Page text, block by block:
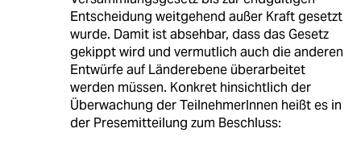
Entscheidung weitgehend außer Kraft gesetzt
wurde. Damit ist absehbar, dass das Gesetz
gekippt wird und vermutlich auch die anderen
Entwürfe auf Länderebene überarbeitet
werden müssen. Konkret hinsichtlich der
Überwachung der TeilnehmerInnen heißt es in
der Presemitteilung zum Beschluss: